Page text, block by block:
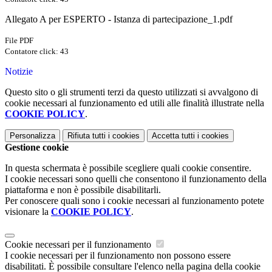
Allegato A per ESPERTO - Istanza di partecipazione_1.pdf
File PDF
Contatore click: 43
Notizie
Questo sito o gli strumenti terzi da questo utilizzati si avvalgono di
cookie necessari al funzionamento ed utili alle finalità illustrate nella
COOKIE POLICY.
Personalizza Rifiuta tutti i cookies Accetta tutti i cookies
Gestione cookie
In questa schermata è possibile scegliere quali cookie consentire.
I cookie necessari sono quelli che consentono il funzionamento della
piattaforma e non è possibile disabilitarli.
Per conoscere quali sono i cookie necessari al funzionamento potete
visionare la COOKIE POLICY.
Cookie necessari per il funzionamento
I cookie necessari per il funzionamento non possono essere
disabilitati. È possibile consultare l'elenco nella pagina della cookie